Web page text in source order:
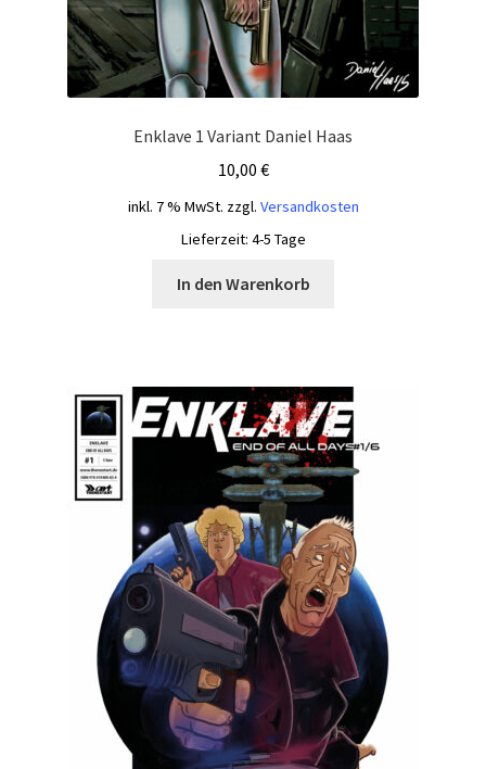
Enklave 1 Variant Daniel Haas
10,00 €
inkl. 7 % MwSt. zzgl. Versandkosten
Lieferzeit: 4-5 Tage
In den Warenkorb